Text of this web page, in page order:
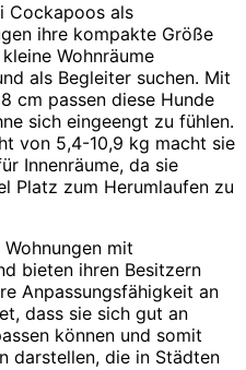
Cockapoos als
ihre kompakte Größe
Wohnräume
als Begleiter suchen. Mit
cm passen diese Hunde
sich eingeengt zu fühlen.
von 5,4-10,9 kg macht sie
Innenräume, da sie
Platz zum Herumlaufen zu
mit
bieten ihren Besitzern
Anpassungsfähigkeit an
dass sie sich gut an
können und somit
darstellen, die in Städten